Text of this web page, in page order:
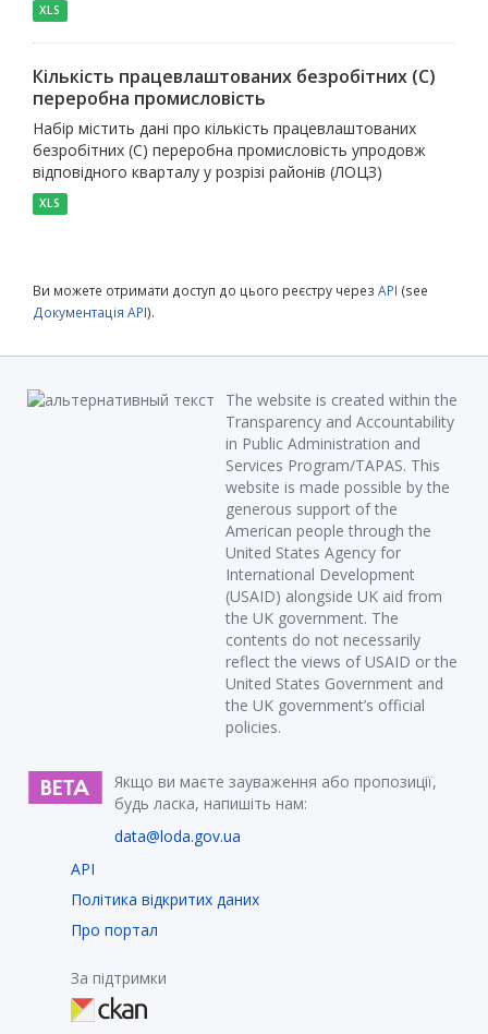
XLS
Кількість працевлаштованих безробітних (С)
переробна промисловість
Набір містить дані про кількість працевлаштованих
безробітних (С) переробна промисловість упродовж
відповідного кварталу у розрізі районів (ЛОЦЗ)
XLS
Ви можете отримати доступ до цього реєстру через API (see
Документація API).
The website is created within the
Transparency and Accountability
in Public Administration and
Services Program/TAPAS. This
website is made possible by the
generous support of the
American people through the
United States Agency for
International Development
(USAID) alongside UK aid from
the UK government. The
contents do not necessarily
reflect the views of USAID or the
United States Government and
the UK government’s official
policies.
Якщо ви маєте зауваження або пропозиції,
будь ласка, напишіть нам:
data@loda.gov.ua
API
Політика відкритих даних
Про портал
За підтримки